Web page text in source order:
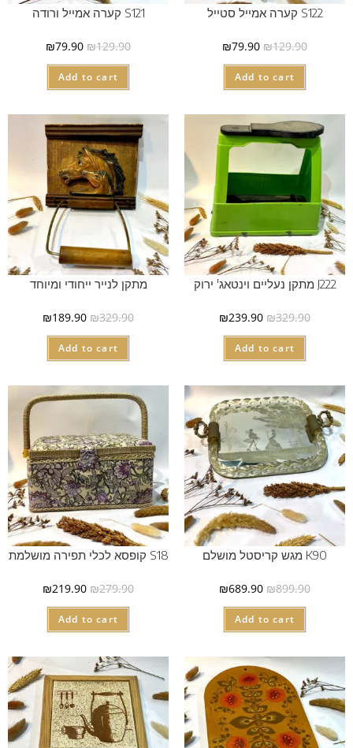
S122 קערה אמייל סטייל
₪129.90
₪79.90
Add to cart
S121 קערה אמייל ורודה
₪129.90
₪79.90
Add to cart
J222 מתקן נעליים וינטאג' ירוק
₪329.90
₪239.90
Add to cart
מתקן לנייר ייחודי ומיוחד
₪329.90
₪189.90
Add to cart
K90 מגש קריסטל מושלם
₪899.90
₪689.90
Add to cart
S18 קופסא לכלי תפירה מושלמת
₪279.90
₪219.90
Add to cart